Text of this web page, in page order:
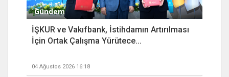
Gündem
İŞKUR ve Vakıfbank, İstihdamın Artırılması
İçin Ortak Çalışma Yürütece...
04 Ağustos 2026 16:18